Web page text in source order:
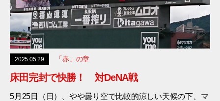
2025.05.29 「赤」の章
床田完封で快勝！ 対DeNA戦
5月25日（日）、やや曇り空で比較的涼しい天候の下、マ